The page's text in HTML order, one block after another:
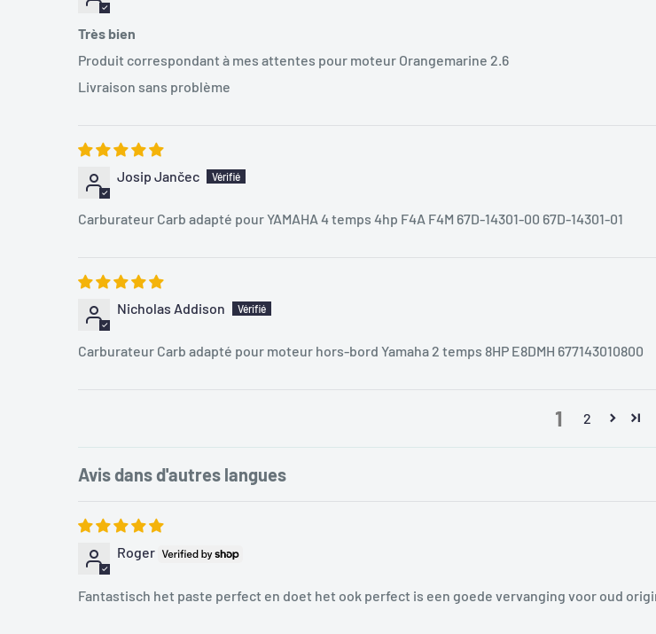
Très bien
Produit correspondant à mes attentes pour moteur Orangemarine 2.6
Livraison sans problème
Josip Jančec
Carburateur Carb adapté pour YAMAHA 4 temps 4hp F4A F4M 67D-14301-00 67D-14301-01
Nicholas Addison
Carburateur Carb adapté pour moteur hors-bord Yamaha 2 temps 8HP E8DMH 677143010800
1 2
Avis dans d'autres langues
Roger
Fantastisch het paste perfect en doet het ook perfect is een goede vervanging voor oud